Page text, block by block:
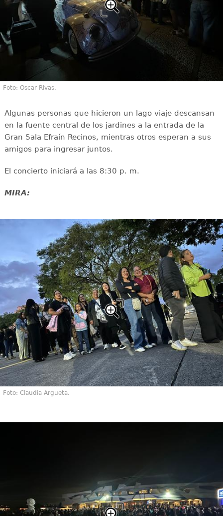
Foto: Oscar Rivas.
Algunas personas que hicieron un lago viaje descansan
en la fuente central de los jardines a la entrada de la
Gran Sala Efraín Recinos, mientras otros esperan a sus
amigos para ingresar juntos.
El concierto iniciará a las 8:30 p. m.
MIRA:
Foto: Claudia Argueta.